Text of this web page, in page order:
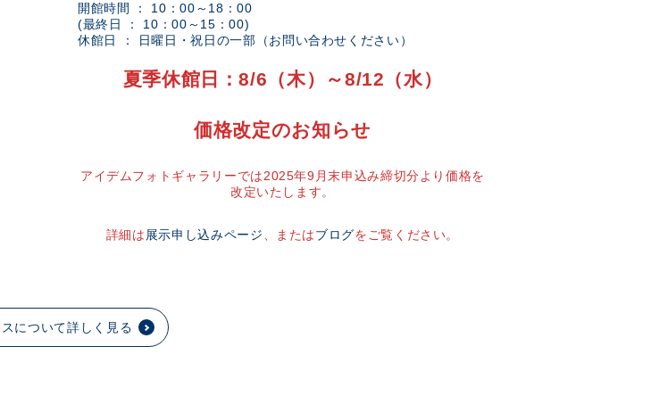
開館時間 ： 10：00～18：00
(最終日 ： 10：00～15：00)
休館日 ： 日曜日・祝日の一部（お問い合わせください）
夏季休館日：8/6（木）～8/12（水）
価格改定のお知らせ
アイデムフォトギャラリーでは2025年9月末申込み締切分より価格を
改定いたします。
詳細は 展示申し込みページ 、またはブログをご覧ください。
について詳しく見る